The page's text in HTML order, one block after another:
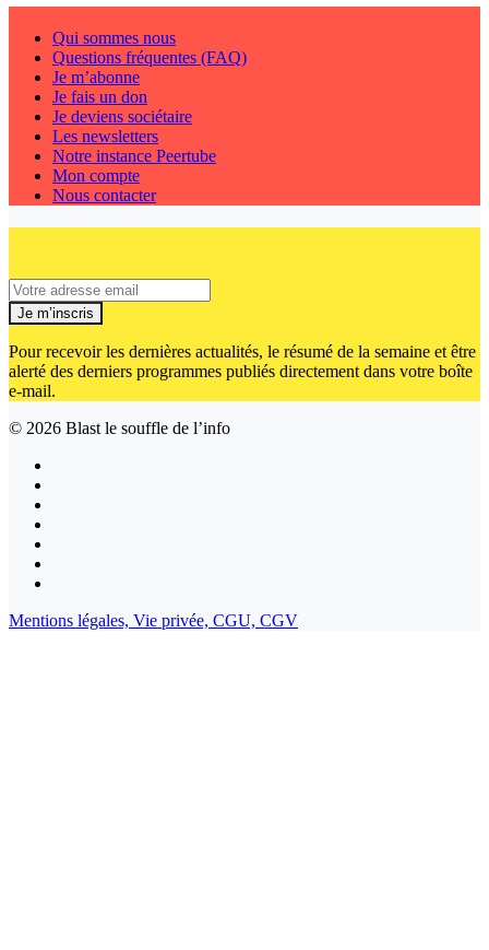
Qui sommes nous
Questions fréquentes (FAQ)
Je m’abonne
Je fais un don
Je deviens sociétaire
Les newsletters
Notre instance Peertube
Mon compte
Nous contacter
Je m’inscris
Pour recevoir les dernières actualités, le résumé de la semaine et être
alerté des derniers programmes publiés directement dans votre boîte
e-mail.
© 2026 Blast le souffle de l’info
Mentions légales, Vie privée, CGU, CGV